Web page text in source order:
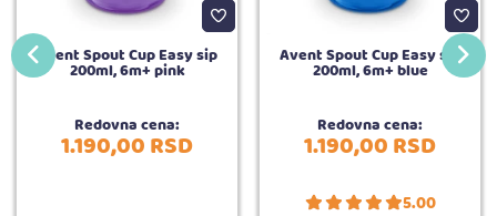
Avent Spout Cup Easy sip
200ml, 6m+ pink
Redovna cena:
1.190,00RSD
Avent Spout Cup Easy sip
200ml, 6m+ blue
Redovna cena:
1.190,00RSD
5.00